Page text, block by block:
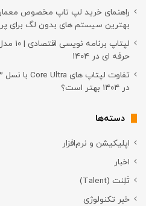
بهترین سیستم های بدون لگ برای
حرفه ای در ۱۴۰۴
در ۱۴۰۴ بهتر است؟
دسته‌ها
اپلیکیشن و نرم‌افزار
اخبار
تَلِنت (Talent)
خبر تکنولوژی